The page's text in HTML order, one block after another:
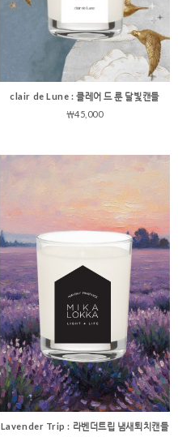
clair de Lune : 클레어 드 룬 달빛캔들
￦45,000
Lavender Trip : 라벤더트립 냄새퇴치캔들